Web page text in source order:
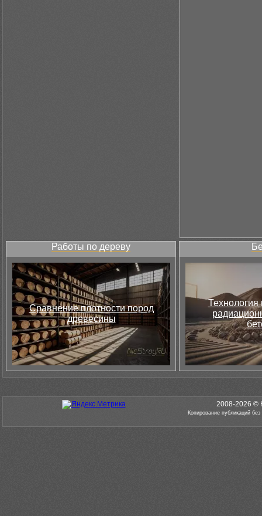
Работы по дереву
Сравнение плотности пород
древесины
Технология
2008-2026 ©
Копирование публикаций